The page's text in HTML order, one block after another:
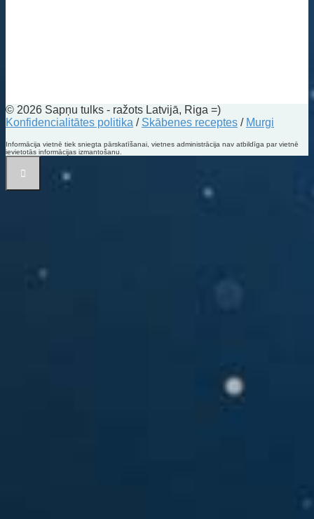
© 2026 Sapņu tulks - ražots Latvijā, Riga =)
Konfidencialitātes politika / Skābenes receptes / Murgi
Informācija vietnē tiek sniegta pārskatīšanai, vietnes administrācija nav atbildīga par vietnē
ievietotās informācijas izmantošanu.